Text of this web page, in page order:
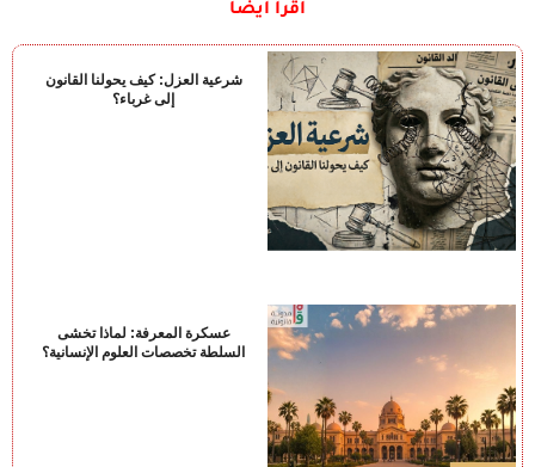
اقرأ أيضًا
شرعية العزل: كيف يحولنا القانون
إلى غرباء؟
عسكرة المعرفة: لماذا تخشى
السلطة تخصصات العلوم الإنسانية؟